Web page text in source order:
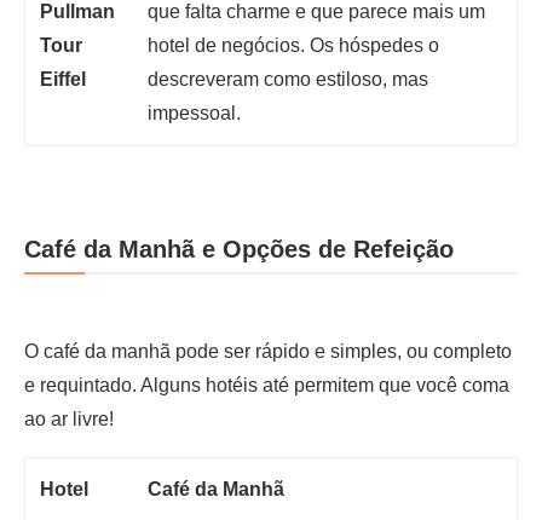
Pullman
Tour
Eiffel
que falta charme e que parece mais um
hotel de negócios. Os hóspedes o
descreveram como estiloso, mas
impessoal.
Café da Manhã e Opções de Refeição
O café da manhã pode ser rápido e simples, ou completo
e requintado. Alguns hotéis até permitem que você coma
ao ar livre!
Hotel Café da Manhã